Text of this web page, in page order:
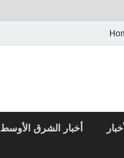
نيوز
أخبار الشرق الأوسط